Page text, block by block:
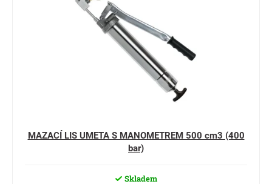
MAZACÍ LIS UMETA S MANOMETREM 500 cm3 (400
bar)
Skladem